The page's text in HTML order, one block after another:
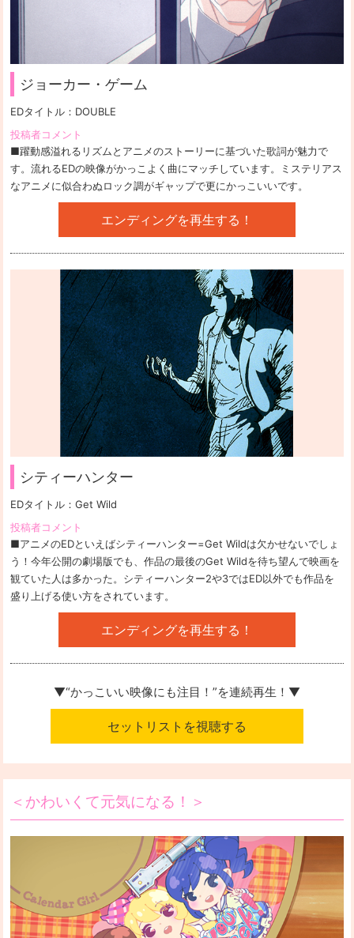
ジョーカー・ゲーム
EDタイトル： DOUBLE
投稿者コメント
■躍動感溢れるリズムとアニメのストーリーに基づいた歌詞が魅力で
す。流れるEDの映像がかっこよく曲にマッチしています。ミステリアス
なアニメに似合わぬロック調がギャップで更にかっこいいです。
エンディングを再生する！
シティーハンター
EDタイトル：Get Wild
投稿者コメント
■アニメのEDといえばシティーハンター=Get Wildは欠かせないでしょ
う！今年公開の劇場版でも、作品の最後のGet Wildを待ち望んで映画を
観ていた人は多かった。シティーハンター2や3ではED以外でも作品を
盛り上げる使い方をされています。
エンディングを再生する！
▼“かっこいい映像にも注目！”を連続再生！▼
セットリストを視聴する
＜かわいくて元気になる！＞